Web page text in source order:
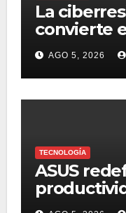
La
convierte
estándar
AGO 5, 2026
TECNOLOGÍA
ASUS
con la